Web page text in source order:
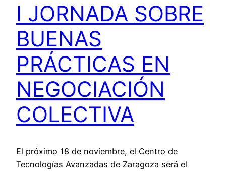
I JORNADA SOBRE
BUENAS
PRÁCTICAS EN
NEGOCIACIÓN
COLECTIVA
El próximo 18 de noviembre, el Centro de
Tecnologías Avanzadas de Zaragoza será el